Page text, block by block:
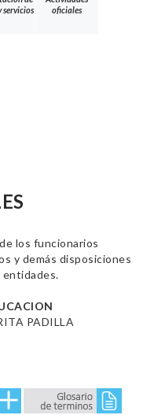
servicios
oficiales
los funcionarios
y demás disposiciones
entidades.
PADILLA